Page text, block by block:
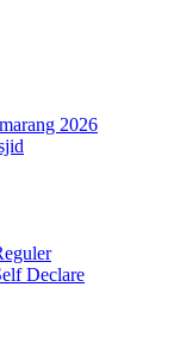
2026
Declare